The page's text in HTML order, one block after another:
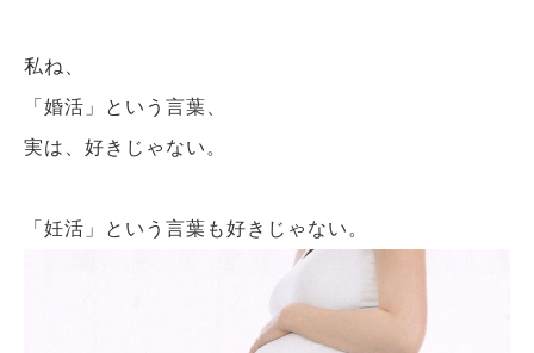
私ね、
「婚活」という言葉、
実は、好きじゃない。
「妊活」という言葉も好きじゃない。